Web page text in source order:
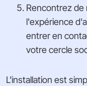
Rencontrez de
l'expérience
entrer en
votre cercle
L'installation est